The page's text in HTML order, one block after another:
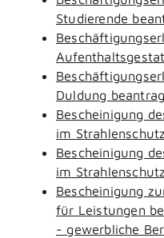
Studierende
Duldung
Bescheinigung
im
Bescheinigung
im
Bescheinigung
für Leistungen
- gewerbliche